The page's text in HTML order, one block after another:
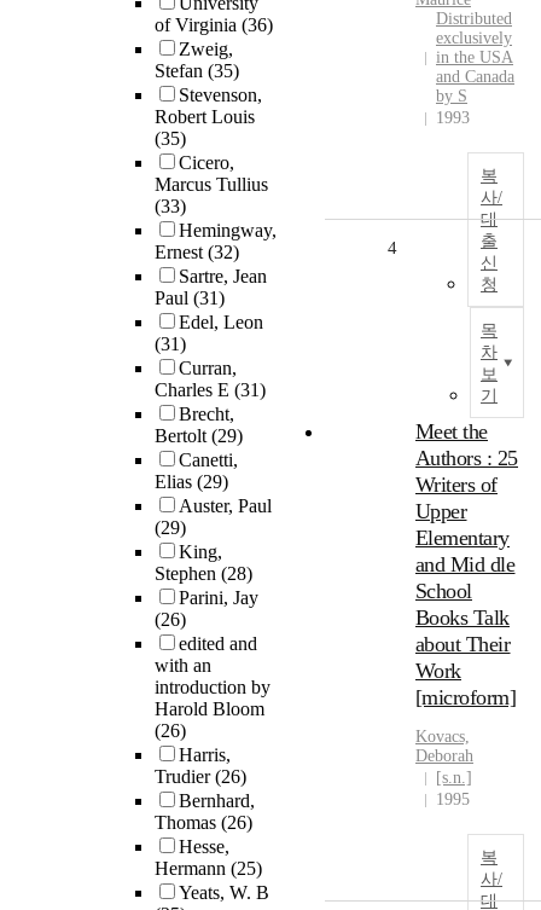
of Virginia (36)
Zweig,
Stefan (35)
Stevenson,
Robert Louis
(35)
Cicero,
Marcus Tullius
(33)
Hemingway,
Ernest(32)
Sartre, Jean
Paul (31)
Edel, Leon
(31)
Curran,
Charles E (31)
Brecht,
Bertolt(29)
Canetti,
Elias (29)
Auster, Paul
(29)
King,
Stephen (28)
Parini, Jay
(26)
edited and
with an
introduction by
Harold Bloom
(26)
Harris,
Trudier(26)
Bernhard,
Thomas (26)
Hesse,
Hermann (25)
Yeats, W. B
Distributed
exclusively
in the USA
and Canada
by S
1993
복
사/
대
출
신
청
목
차
보
기
4
Meet the
Authors : 25
Writers of
Upper
Elementary
and Mid dle
School
Books Talk
about Their
Work
[microform]
Kovacs,
Deborah
[s.n.]
1995
복
사/
대